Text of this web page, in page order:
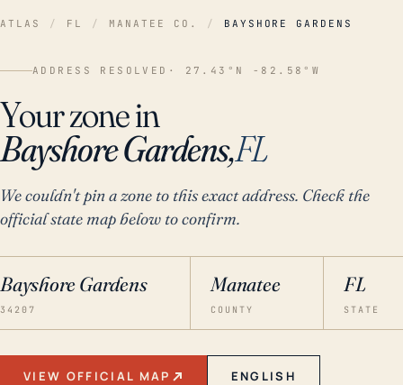
ATLAS / FL / MANATEE CO. / BAYSHORE GARDENS
ADDRESS RESOLVED · 27.43°N -82.58°W
Your zone in
Bayshore Gardens,FL
We couldn't pin a zone to this exact address. Check the
official state map below to confirm.
Bayshore Gardens
34207
Manatee
COUNTY
FL
STATE
VIEW OFFICIAL MAP ENGLISH